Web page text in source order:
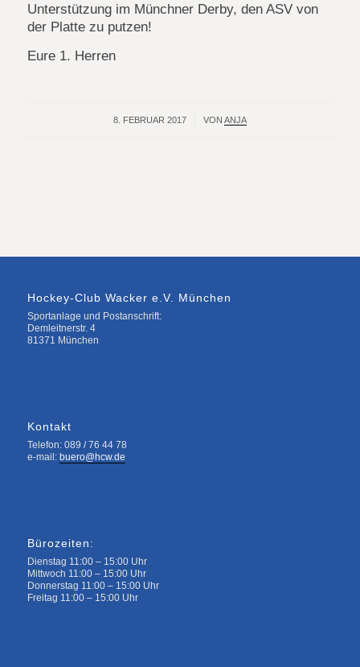
Unterstützung im Münchner Derby, den ASV von
der Platte zu putzen!
Eure 1. Herren
8. FEBRUAR 2017
/ VON ANJA
Hockey-Club Wacker e.V. München
Sportanlage und Postanschrift:
Demleitnerstr. 4
81371 München
Kontakt
Telefon: 089 / 76 44 78
e-mail: buero@hcw.de
Bürozeiten:
Dienstag 11:00 – 15:00 Uhr
Mittwoch 11:00 – 15:00 Uhr
Donnerstag 11:00 – 15:00 Uhr
Freitag 11:00 – 15:00 Uhr